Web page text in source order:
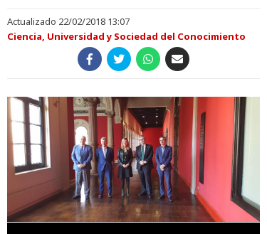
Actualizado 22/02/2018 13:07
Ciencia, Universidad y Sociedad del Conocimiento